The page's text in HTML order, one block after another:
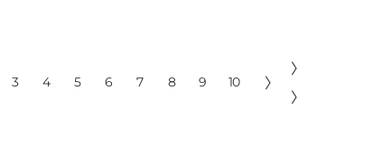
3 4 5 6 7 8 9 10 〉
〉
〉